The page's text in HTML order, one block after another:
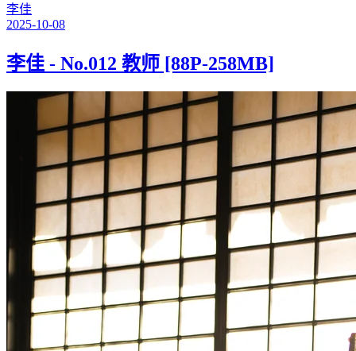
李佳
2025-10-08
李佳 - No.012 教师 [88P-258MB]